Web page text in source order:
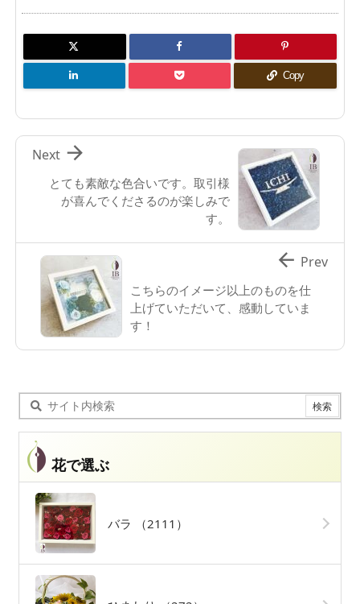
Copy
とても素敵な色合いです。取引様
が喜んでくださるのが楽しみで
す。

Next
こちらのイメージ以上のものを仕
上げていただいて、感動していま
す！
 Prev
花で選ぶ
バラ （2111）